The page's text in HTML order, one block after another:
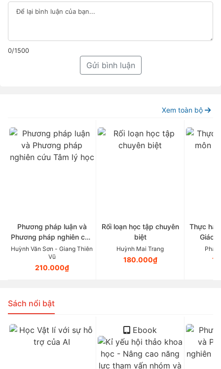
0/1500
Gửi bình luận
Xem toàn bộ
Phương pháp luận và
Phương pháp nghiên cứu
Tâm lý học
Huỳnh Văn Sơn - Giang Thiên
Vũ
210.000₫
Rối loạn học tập chuyên
biệt
Huỳnh Mai Trang
180.000₫
Thực
Giáo
Phan
Sách nổi bật
Ebook